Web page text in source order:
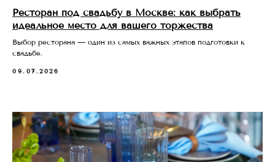
Ресторан под свадьбу в Москве: как выбрать
идеальное место для вашего торжества
Выбор ресторана — один из самых важных этапов подготовки к
свадьбе.
09.07.2026